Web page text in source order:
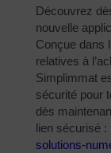
Découvrez
nouvelle
Conçue dans
relatives à
Simplimmat
sécurité pour
dès
lien sécurisé :
solutions-